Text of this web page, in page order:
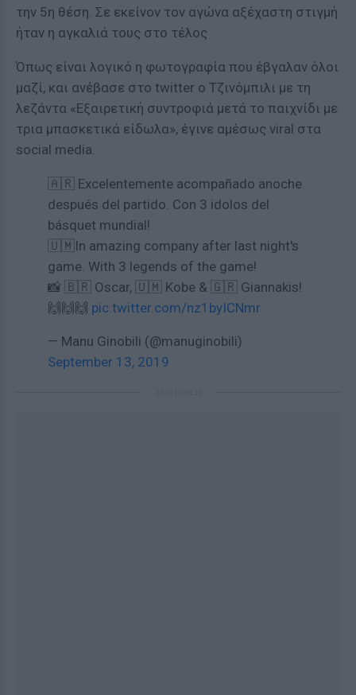
την 5η θέση. Σε εκείνον τον αγώνα αξέχαστη στιγμή
ήταν η αγκαλιά τους στο τέλος
Όπως είναι λογικό η φωτογραφία που έβγαλαν όλοι
μαζί, και ανέβασε στο twitter ο Τζινόμπιλι με τη
λεζάντα «Εξαιρετική συντροφιά μετά το παιχνίδι με
τρια μπασκετικά είδωλα», έγινε αμέσως viral στα
social media.
🇦🇷 Excelentemente acompañado anoche
después del partido. Con 3 idolos del
básquet mundial!
🇺🇲In amazing company after last night's
game. With 3 legends of the game!
📸 🇧🇷 Oscar, 🇺🇲 Kobe & 🇬🇷 Giannakis!
🙌🙌🙌 pic.twitter.com/nz1byICNmr
— Manu Ginobili (@manuginobili)
September 13, 2019